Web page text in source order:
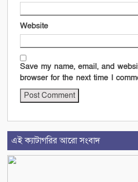
Website
Save my name, email, and
browser for the next time I
এই ক্যাটাগরির আরো সংবাদ